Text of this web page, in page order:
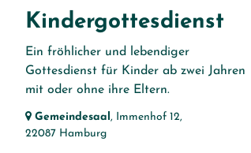
Kindergottesdienst
Ein fröhlicher und lebendiger
Gottesdienst für Kinder ab zwei Jahren
mit oder ohne ihre Eltern.
Gemeindesaal , Immenhof 12,
22087 Hamburg